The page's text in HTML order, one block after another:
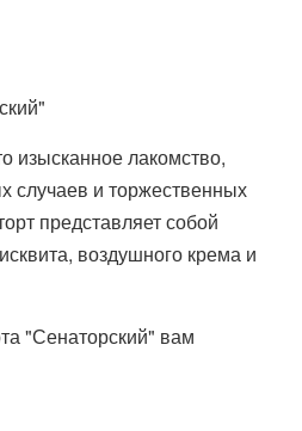
изысканное лакомство,
случаев и торжественных
представляет собой
воздушного крема и
"Сенаторский" вам